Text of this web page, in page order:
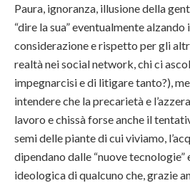
Paura, ignoranza, illusione della
“dire la sua” eventualmente
considerazione e rispetto per gli
realtà nei social network, chi ci
impegnarcisi e di litigare tanto?),
intendere che la precarietà e
lavoro e chissà forse anche il
semi delle piante di cui viviamo,
dipendano dalle “nuove
ideologica di qualcuno che, grazie